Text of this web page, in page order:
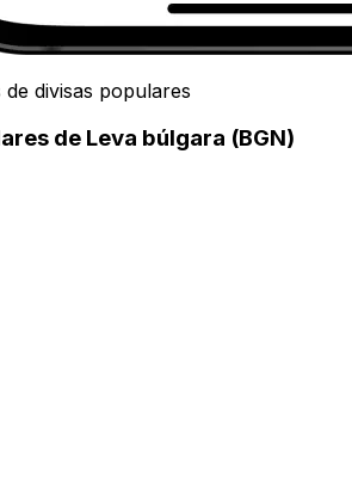
divisas populares
de Leva búlgara (BGN)